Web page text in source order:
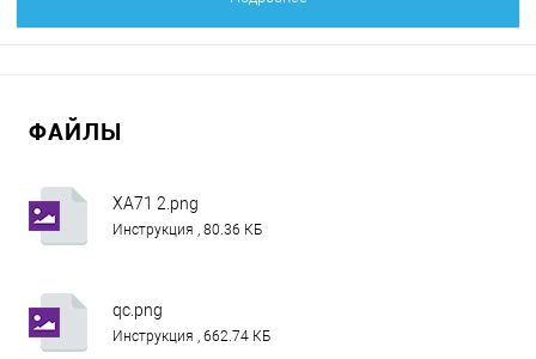
ФАЙЛЫ
XA71 2.png
Инструкция , 80.36 КБ
qc.png
Инструкция , 662.74 КБ